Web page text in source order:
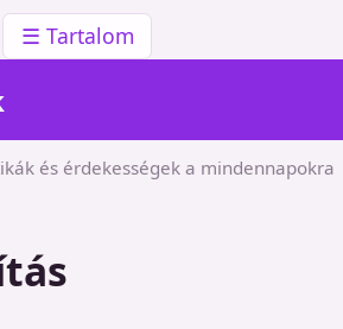
☰ Tartalom
és érdekességek a mindennapokra